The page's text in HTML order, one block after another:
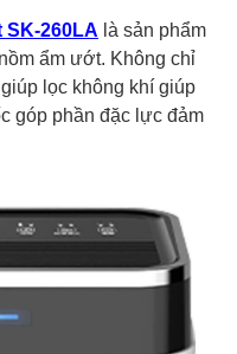
SK-260LA là sản phẩm
ẩm ướt. Không chỉ
lọc không khí giúp
góp phần đặc lực đảm